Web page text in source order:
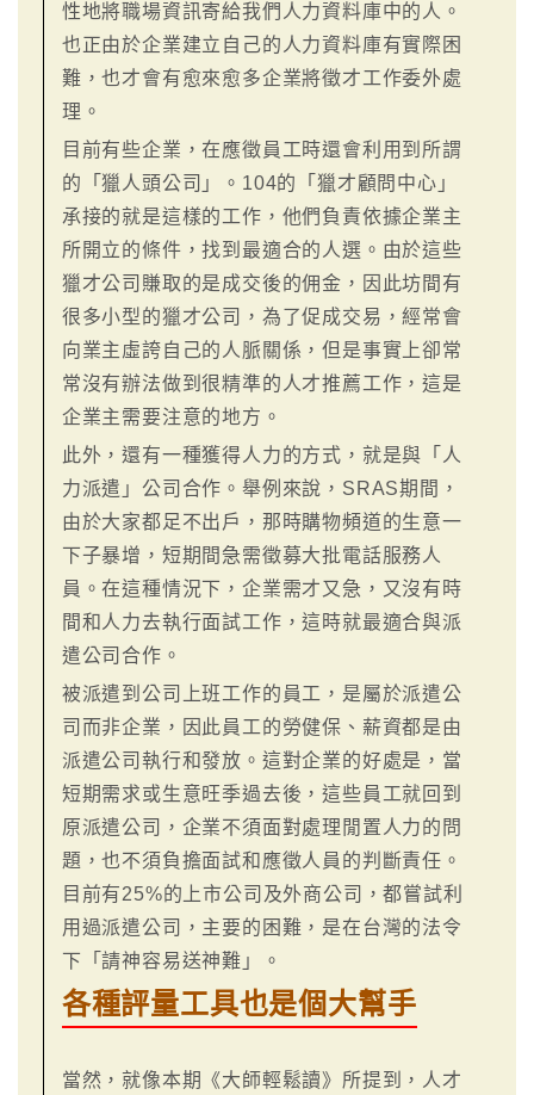
性地將職場資訊寄給我們人力資料庫中的人。
也正由於企業建立自己的人力資料庫有實際困
難，也才會有愈來愈多企業將徵才工作委外處
理。
目前有些企業，在應徵員工時還會利用到所謂
的「獵人頭公司」。104的「獵才顧問中心」
承接的就是這樣的工作，他們負責依據企業主
所開立的條件，找到最適合的人選。由於這些
獵才公司賺取的是成交後的佣金，因此坊間有
很多小型的獵才公司，為了促成交易，經常會
向業主虛誇自己的人脈關係，但是事實上卻常
常沒有辦法做到很精準的人才推薦工作，這是
企業主需要注意的地方。
此外，還有一種獲得人力的方式，就是與「人
力派遣」公司合作。舉例來說，SRAS期間，
由於大家都足不出戶，那時購物頻道的生意一
下子暴增，短期間急需徵募大批電話服務人
員。在這種情況下，企業需才又急，又沒有時
間和人力去執行面試工作，這時就最適合與派
遣公司合作。
被派遣到公司上班工作的員工，是屬於派遣公
司而非企業，因此員工的勞健保、薪資都是由
派遣公司執行和發放。這對企業的好處是，當
短期需求或生意旺季過去後，這些員工就回到
原派遣公司，企業不須面對處理閒置人力的問
題，也不須負擔面試和應徵人員的判斷責任。
目前有25%的上市公司及外商公司，都嘗試利
用過派遣公司，主要的困難，是在台灣的法令
下「請神容易送神難」。
各種評量工具也是個大幫手
當然，就像本期《大師輕鬆讀》所提到，人才